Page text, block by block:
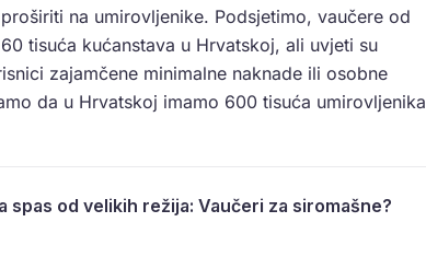
na umirovljenike. Podsjetimo, vaučere od
tisuća kućanstava u Hrvatskoj, ali uvjeti su
zajamčene minimalne naknade ili osobne
da u Hrvatskoj imamo 600 tisuća umirovljenika
spas od velikih režija: Vaučeri za siromašne?